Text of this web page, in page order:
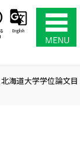
English
北海道大学学位論文目